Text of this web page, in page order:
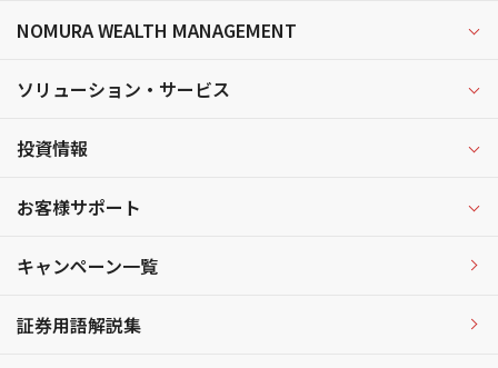
NOMURA WEALTH MANAGEMENT
ソリューション・サービス
投資情報
お客様サポート
キャンペーン一覧
証券用語解説集